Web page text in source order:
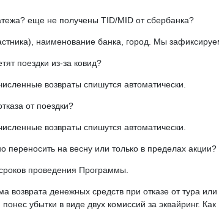
еще не получены TID/MID от сбербанка?
наименование банка, город. Мы
поездки из-за ковид?
возвраты спишутся автоматически.
от поездки?
возвраты спишутся автоматически.
переносить на весну или только в пределах акции?
проведения Программы.
возврата денежных средств при отказе от тура
убытки в виде двух комиссий за эквайринг.